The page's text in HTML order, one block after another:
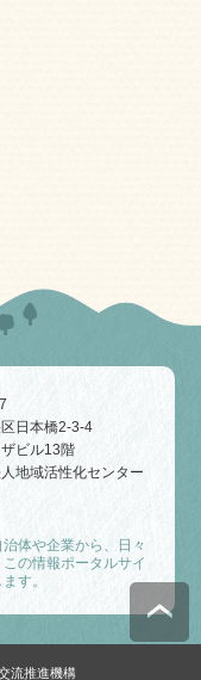
日本橋2-3-4
ビル13階
地域活性化センター
体や企業から、日々
の情報ポータルサイ
す。
流推進機構